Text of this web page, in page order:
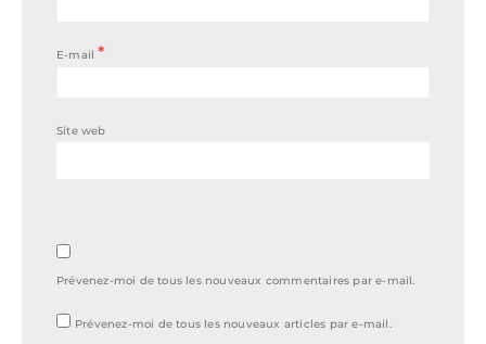
E-mail*
Site web
Prévenez-moi de tous les nouveaux commentaires par e-mail.
Prévenez-moi de tous les nouveaux articles par e-mail.